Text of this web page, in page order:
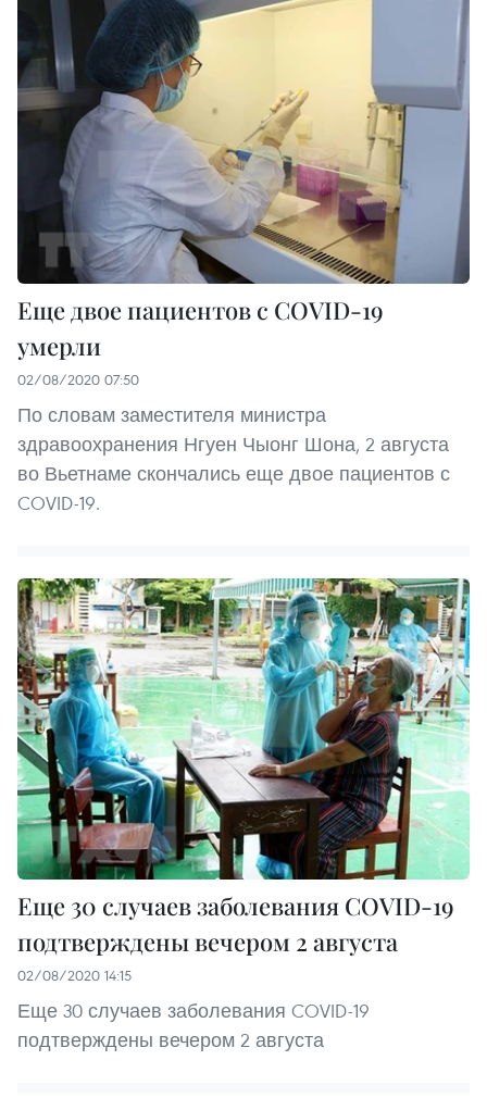
Еще двое пациентов с COVID-19
умерли
02/08/2020 07:50
По словам заместителя министра
здравоохранения Нгуен Чыонг Шона, 2 августа
во Вьетнаме скончались еще двое пациентов с
COVID-19.
Еще 30 случаев заболевания COVID-19
подтверждены вечером 2 августа
02/08/2020 14:15
Еще 30 случаев заболевания COVID-19
подтверждены вечером 2 августа